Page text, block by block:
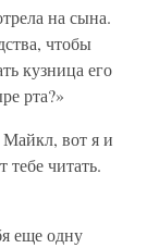
на сына.
чтобы
кузница его
рта?»
вот я и
тебе читать.
еще одну